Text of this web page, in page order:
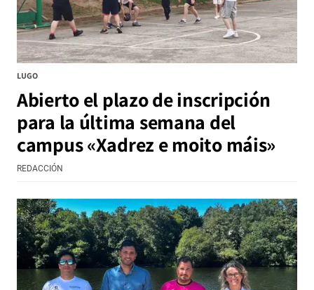
LUGO
Abierto el plazo de inscripción
para la última semana del
campus «Xadrez e moito máis»
REDACCIÓN